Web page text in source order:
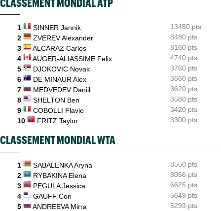
Daniil Medvedev : "Un match catastrophique, un désastre"
Comme Carlos Alcaraz, Holger Rune forfait pour Cincinnati
06/08
ATP - Montréal
Alexander Zverev : "Je ne pensais pas non plus jouer aussi mal"
1 SINNER Jannik
13450 pts
2
ZVEREV Alexander
8480 pts
3
ALCARAZ Carlos
8160 pts
4
AUGER-ALIASSIME Felix
4740 pts
5
DJOKOVIC Novak
3760 pts
6
DE MINAUR Alex
3660 pts
7
MEDVEDEV Daniil
3620 pts
8
SHELTON Ben
3580 pts
9
COBOLLI Flavio
3420 pts
10
FRITZ Taylor 3300 pts
CLASSEMENT MONDIAL WTA
1 SABALENKA Aryna
8550 pts
2
RYBAKINA Elena
8056 pts
3
PEGULA Jessica
6625 pts
4
GAUFF Cori
5649 pts
5
ANDREEVA Mirra
5293 pts